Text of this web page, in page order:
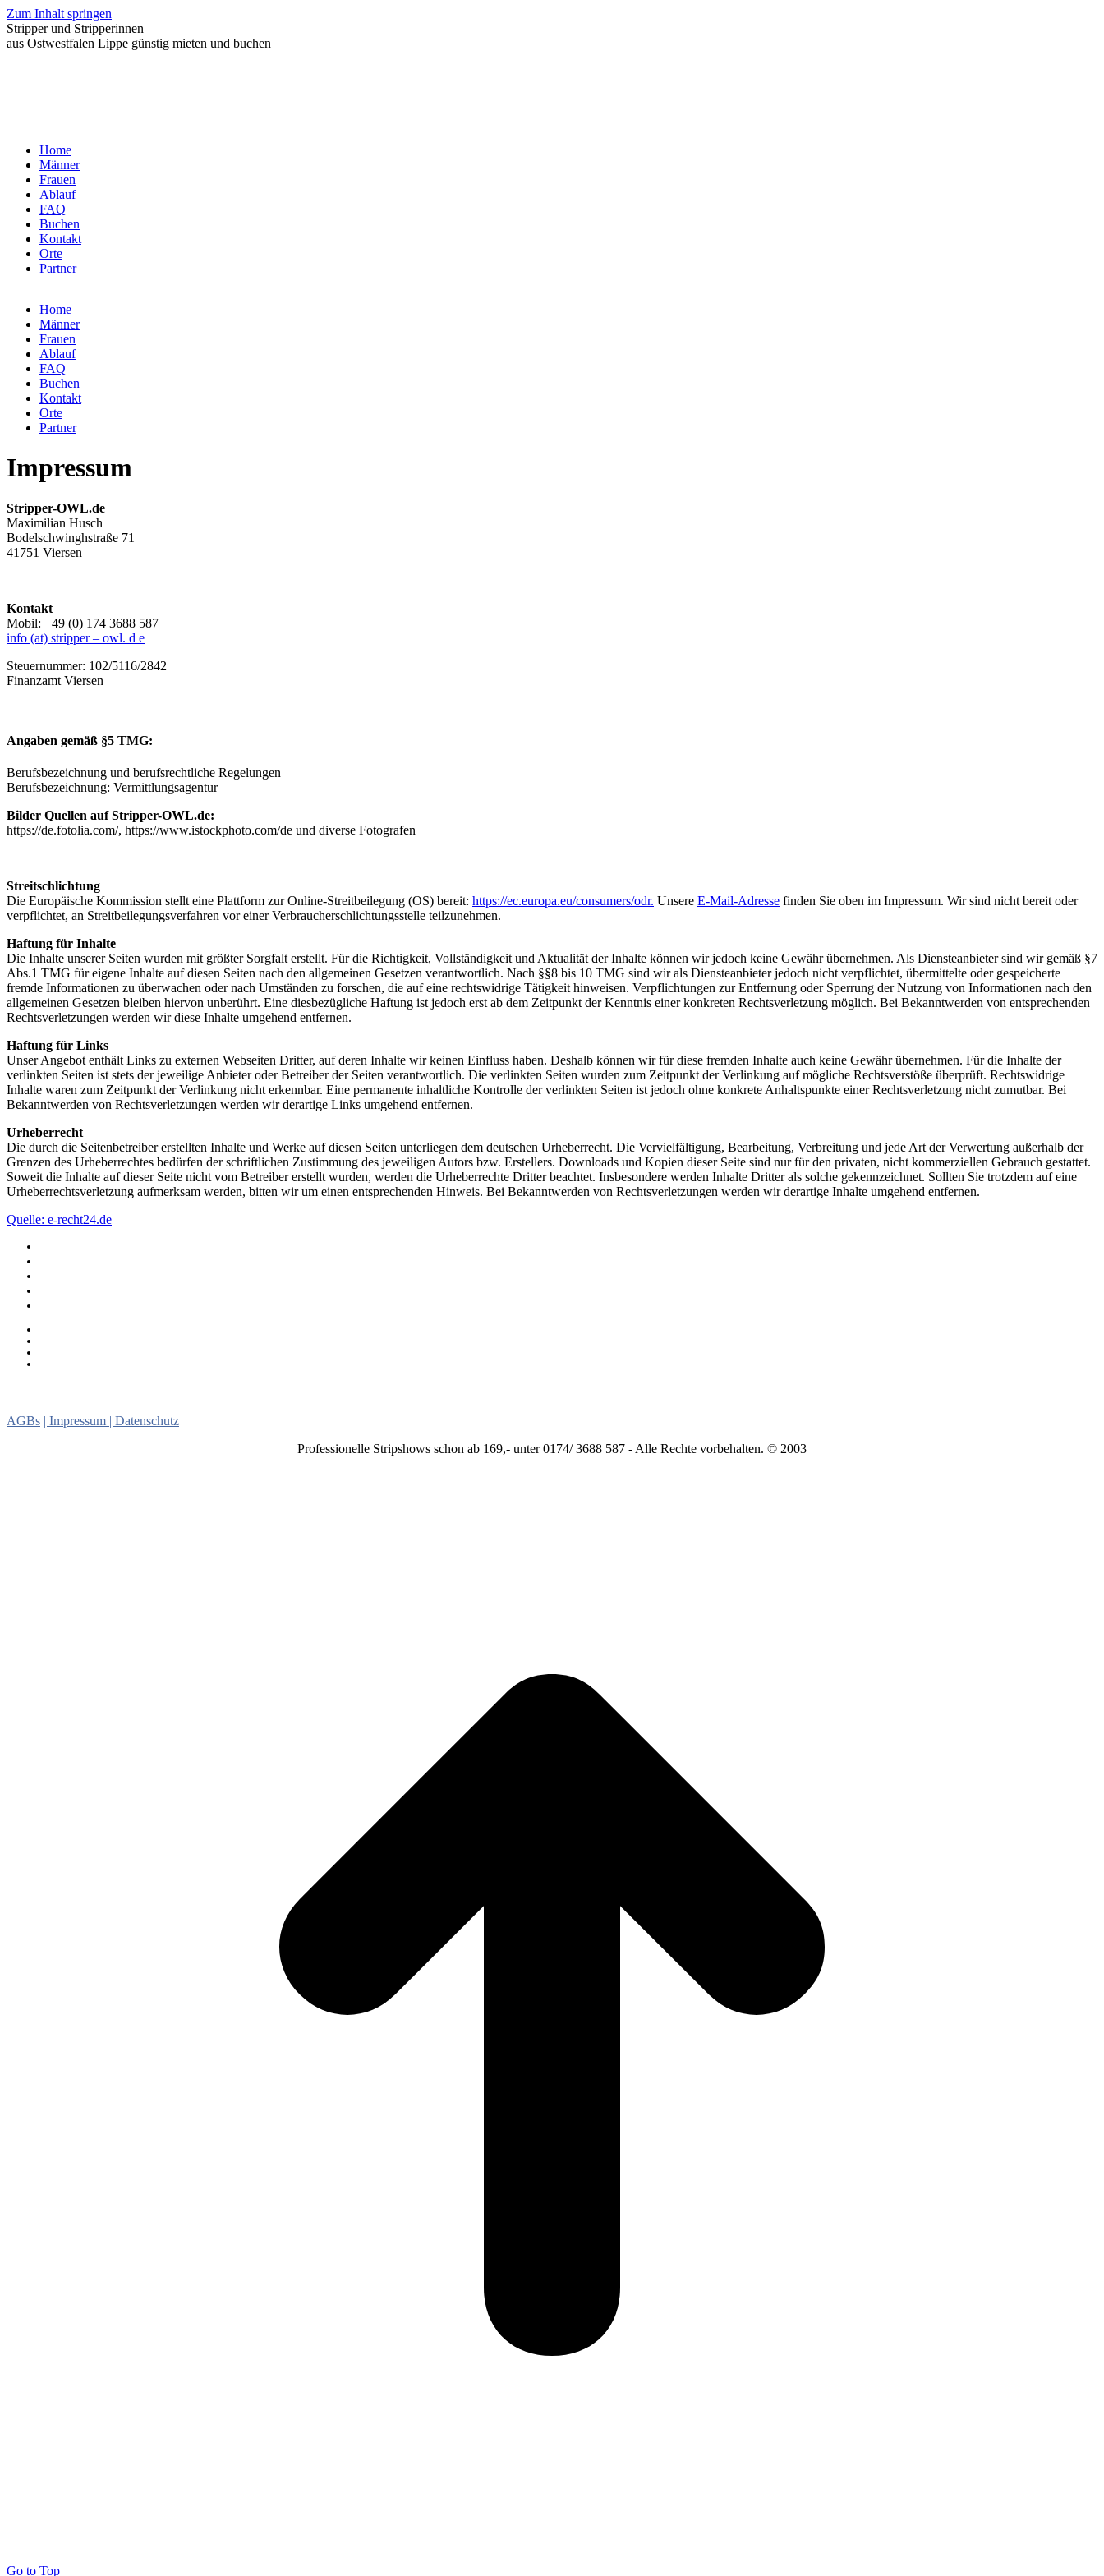
Zum Inhalt springen
Stripper und Stripperinnen
aus Ostwestfalen Lippe günstig mieten und buchen
Home
Männer
Frauen
Ablauf
FAQ
Buchen
Kontakt
Orte
Partner
Home
Männer
Frauen
Ablauf
FAQ
Buchen
Kontakt
Orte
Partner
Impressum
Stripper-OWL.de
Maximilian Husch
Bodelschwinghstraße 71
41751 Viersen
Kontakt
Mobil: +49 (0) 174 3688 587
info (at) stripper – owl. d e
Steuernummer: 102/5116/2842
Finanzamt Viersen
Angaben gemäß §5 TMG:
Berufsbezeichnung und berufsrechtliche Regelungen
Berufsbezeichnung: Vermittlungsagentur
Bilder Quellen auf Stripper-OWL.de:
https://de.fotolia.com/, https://www.istockphoto.com/de und diverse Fotografen
Streitschlichtung
Die Europäische Kommission stellt eine Plattform zur Online-Streitbeilegung (OS) bereit: https://ec.europa.eu/consumers/odr. Unsere E-Mail-Adresse finden Sie oben im Impressum. Wir sind nicht bereit oder
verpflichtet, an Streitbeilegungsverfahren vor einer Verbraucherschlichtungsstelle teilzunehmen.
Haftung für Inhalte
Die Inhalte unserer Seiten wurden mit größter Sorgfalt erstellt. Für die Richtigkeit, Vollständigkeit und Aktualität der Inhalte können wir jedoch keine Gewähr übernehmen. Als Diensteanbieter sind wir gemäß §7
Abs.1 TMG für eigene Inhalte auf diesen Seiten nach den allgemeinen Gesetzen verantwortlich. Nach §§8 bis 10 TMG sind wir als Diensteanbieter jedoch nicht verpflichtet, übermittelte oder gespeicherte
fremde Informationen zu überwachen oder nach Umständen zu forschen, die auf eine rechtswidrige Tätigkeit hinweisen. Verpflichtungen zur Entfernung oder Sperrung der Nutzung von Informationen nach den
allgemeinen Gesetzen bleiben hiervon unberührt. Eine diesbezügliche Haftung ist jedoch erst ab dem Zeitpunkt der Kenntnis einer konkreten Rechtsverletzung möglich. Bei Bekanntwerden von entsprechenden
Rechtsverletzungen werden wir diese Inhalte umgehend entfernen.
Haftung für Links
Unser Angebot enthält Links zu externen Webseiten Dritter, auf deren Inhalte wir keinen Einfluss haben. Deshalb können wir für diese fremden Inhalte auch keine Gewähr übernehmen. Für die Inhalte der
verlinkten Seiten ist stets der jeweilige Anbieter oder Betreiber der Seiten verantwortlich. Die verlinkten Seiten wurden zum Zeitpunkt der Verlinkung auf mögliche Rechtsverstöße überprüft. Rechtswidrige
Inhalte waren zum Zeitpunkt der Verlinkung nicht erkennbar. Eine permanente inhaltliche Kontrolle der verlinkten Seiten ist jedoch ohne konkrete Anhaltspunkte einer Rechtsverletzung nicht zumutbar. Bei
Bekanntwerden von Rechtsverletzungen werden wir derartige Links umgehend entfernen.
Urheberrecht
Die durch die Seitenbetreiber erstellten Inhalte und Werke auf diesen Seiten unterliegen dem deutschen Urheberrecht. Die Vervielfältigung, Bearbeitung, Verbreitung und jede Art der Verwertung außerhalb der
Grenzen des Urheberrechtes bedürfen der schriftlichen Zustimmung des jeweiligen Autors bzw. Erstellers. Downloads und Kopien dieser Seite sind nur für den privaten, nicht kommerziellen Gebrauch gestattet.
Soweit die Inhalte auf dieser Seite nicht vom Betreiber erstellt wurden, werden die Urheberrechte Dritter beachtet. Insbesondere werden Inhalte Dritter als solche gekennzeichnet. Sollten Sie trotzdem auf eine
Urheberrechtsverletzung aufmerksam werden, bitten wir um einen entsprechenden Hinweis. Bei Bekanntwerden von Rechtsverletzungen werden wir derartige Inhalte umgehend entfernen.
Quelle: e-recht24.de
AGBs | Impressum | Datenschutz
Professionelle Stripshows schon ab 169,- unter 0174/ 3688 587 - Alle Rechte vorbehalten. © 2003
Go to Top